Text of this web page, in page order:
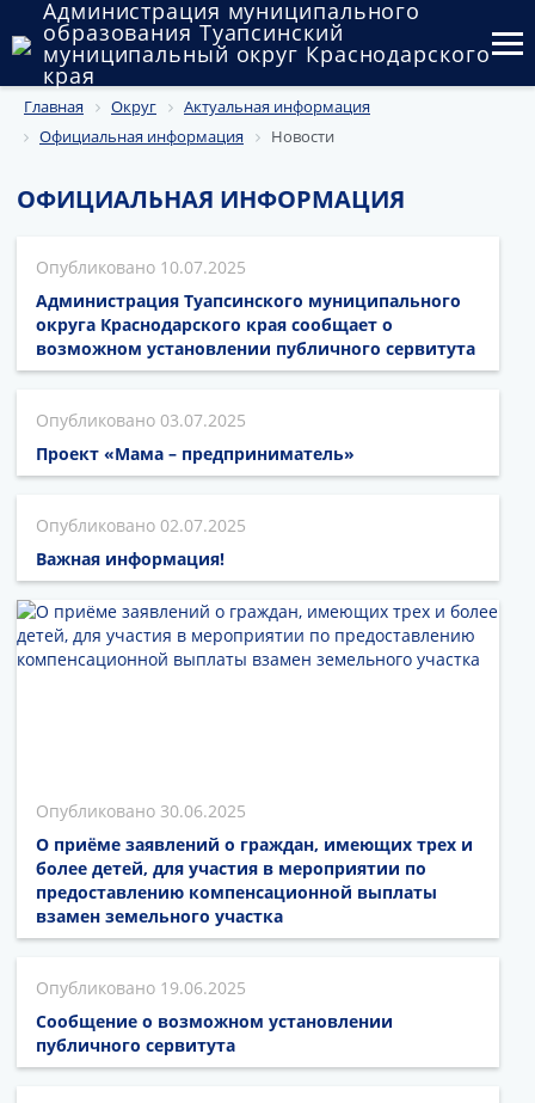
Администрация муниципального
образования Туапсинский
муниципальный округ Краснодарского
края
Округ
Муниципальные закупки
Государственный и муниципальный контроль
Муниципальное имущество
Публичные слушания и общественные обсуждения
Документы
Главная Округ
Актуальная информация
Официальная информация
Новости
ОФИЦИАЛЬНАЯ ИНФОРМАЦИЯ
10.07.2025
Администрация Туапсинского муниципального
округа Краснодарского края сообщает о
возможном установлении публичного сервитута
03.07.2025
Проект «Мама – предприниматель»
02.07.2025
Важная информация!
30.06.2025
О приёме заявлений о граждан, имеющих трех и
более детей, для участия в мероприятии по
предоставлению компенсационной выплаты
взамен земельного участка
19.06.2025
Сообщение о возможном установлении
публичного сервитута